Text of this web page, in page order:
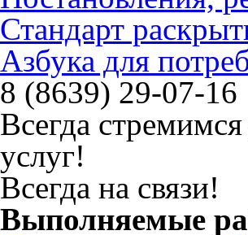
Стандарт
Азбука для
8 (8639) 29-07-16
Всегда
услуг!
Всегда на связи!
Выполняемые